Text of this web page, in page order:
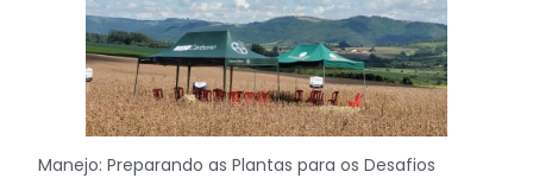
Manejo: Preparando as Plantas para os Desafios